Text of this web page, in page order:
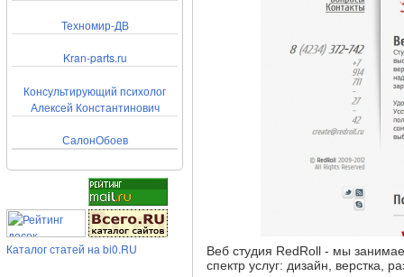
Техномир-ДВ
Kran-parts.ru
Консультирующий психолог
Алексей Константинович
СалонОбоев
Каталог статей на bi0.RU
Веб студия RedRoll - мы
спектр услуг: дизайн, верстка,